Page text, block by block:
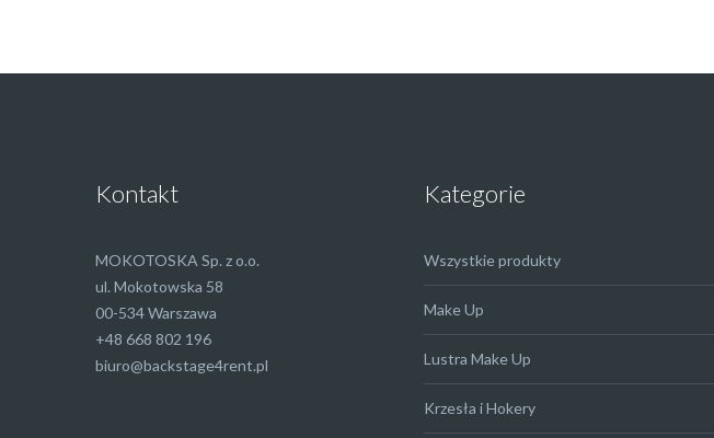
Kontakt
MOKOTOSKA Sp. z o.o.
ul. Mokotowska 58
00-534 Warszawa
+48 668 802 196
biuro@backstage4rent.pl
Kategorie
Wszystkie produkty
Make Up
Lustra Make Up
Krzesła i Hokery